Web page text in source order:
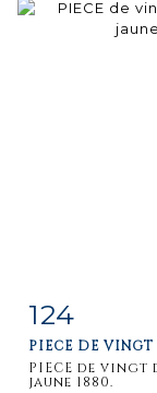
Item detail
124
PIECE DE VINGT
PIECE de
jaune 1880.